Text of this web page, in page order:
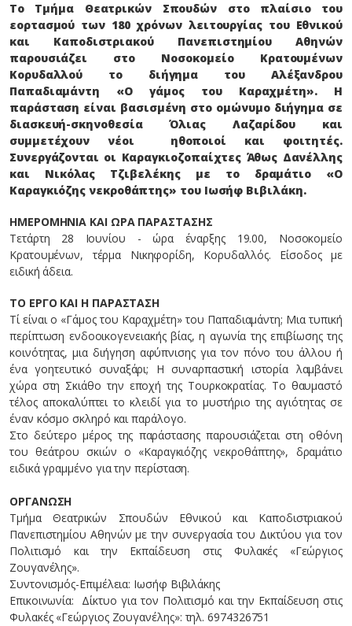
Το Τμήμα Θεατρικών Σπουδών στο πλαίσιο του
εορτασμού των 180 χρόνων λειτουργίας του Εθνικού
και Καποδιστριακού Πανεπιστημίου Αθηνών
παρουσιάζει στο Νοσοκομείο Κρατουμένων
Κορυδαλλού το διήγημα του Αλέξανδρου
Παπαδιαμάντη «Ο γάμος του Καραχμέτη». Η
παράσταση είναι βασισμένη στο ομώνυμο διήγημα σε
διασκευή-σκηνοθεσία Όλιας Λαζαρίδου και
συμμετέχουν νέοι ηθοποιοί και φοιτητές.
Συνεργάζονται οι Καραγκιοζοπαίχτες Άθως Δανέλλης
και Νικόλας Τζιβελέκης με το δραμάτιο «Ο
Καραγκιόζης νεκροθάπτης» του Ιωσήφ Βιβιλάκη.
ΗΜΕΡΟΜΗΝΙΑ ΚΑΙ ΩΡΑ ΠΑΡΑΣΤΑΣΗΣ
Τετάρτη 28 Ιουνίου - ώρα έναρξης 19.00, Νοσοκομείο
Κρατουμένων, τέρμα Νικηφορίδη, Κορυδαλλός. Είσοδος με
ειδική άδεια.
ΤΟ ΕΡΓΟ ΚΑΙ Η ΠΑΡΑΣΤΑΣΗ
Τί είναι ο «Γάμος του Καραχμέτη» του Παπαδιαμάντη; Μια τυπική
περίπτωση ενδοοικογενειακής βίας, η αγωνία της επιβίωσης της
κοινότητας, μια διήγηση αφύπνισης για τον πόνο του άλλου ή
ένα γοητευτικό συναξάρι; Η συναρπαστική ιστορία λαμβάνει
χώρα στη Σκιάθο την εποχή της Τουρκοκρατίας. Το θαυμαστό
τέλος αποκαλύπτει το κλειδί για το μυστήριο της αγιότητας σε
έναν κόσμο σκληρό και παράλογο.
Στο δεύτερο μέρος της παράστασης παρουσιάζεται στη οθόνη
του θεάτρου σκιών ο «Καραγκιόζης νεκροθάπτης», δραμάτιο
ειδικά γραμμένο για την περίσταση.
ΟΡΓΑΝΩΣΗ
Τμήμα Θεατρικών Σπουδών Εθνικού και Καποδιστριακού
Πανεπιστημίου Αθηνών με την συνεργασία του Δικτύου για τον
Πολιτισμό και την Εκπαίδευση στις Φυλακές «Γεώργιος
Ζουγανέλης».
Συντονισμός-Επιμέλεια: Ιωσήφ Βιβιλάκης
Επικοινωνία: Δίκτυο για τον Πολιτισμό και την Εκπαίδευση στις
Φυλακές «Γεώργιος Ζουγανέλης»: τηλ. 6974326751